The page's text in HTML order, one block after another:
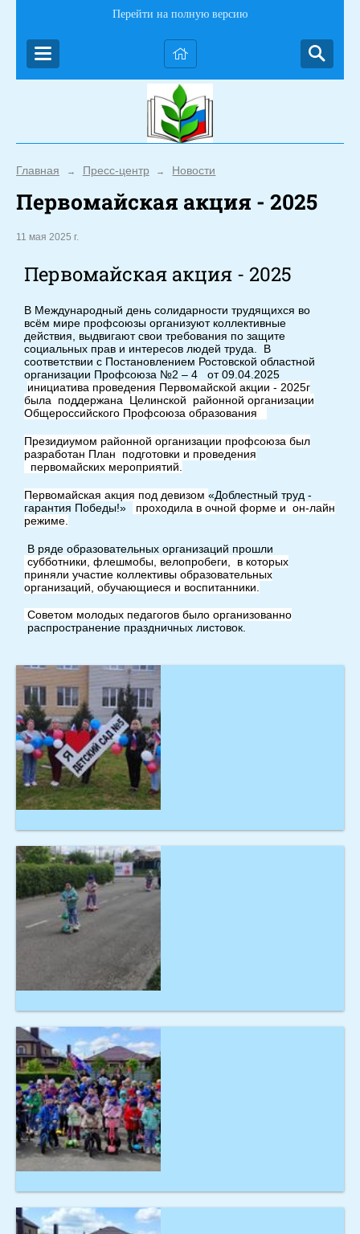
Перейти на полную версию
Главная → Пресс-центр → Новости
Первомайская акция - 2025
11 мая 2025 г.
Первомайская акция - 2025
В Международный день солидарности трудящихся во
всём мире профсоюзы организуют коллективные
действия, выдвигают свои требования по защите
социальных прав и интересов людей труда. В
соответствии с Постановлением Ростовской областной
организации Профсоюза №2 – 4 от 09.04.2025
инициатива проведения Первомайской акции - 2025г
была поддержана Целинской районной организации
Общероссийского Профсоюза образования
Президиумом районной организации профсоюза был
разработан План подготовки и проведения
первомайских мероприятий.
Первомайская акция под девизом «Доблестный труд -
гарантия Победы!»
проходила в очной форме и он-лайн
режиме.
В ряде образовательных организаций прошли
субботники, флешмобы, велопробеги, в которых
приняли участие коллективы образовательных
организаций, обучающиеся и воспитанники.
Советом молодых педагогов было организованно
распространение праздничных листовок.